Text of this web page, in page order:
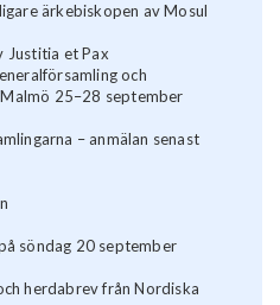
ärkebiskopen av Mosul
Justitia et Pax
och
25–28 september
– anmälan senast
söndag 20 september
herdabrev från Nordiska